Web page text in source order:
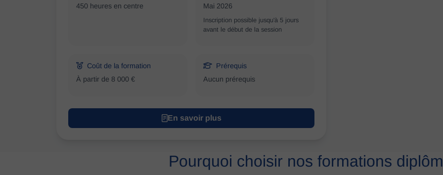
450 heures en centre
Mai 2026
Inscription possible jusqu'à 5 jours
avant le début de la session
Coût de la formation
À partir de 8 000 €
Prérequis
Aucun prérequis
En savoir plus
Pourquoi choisir nos formations